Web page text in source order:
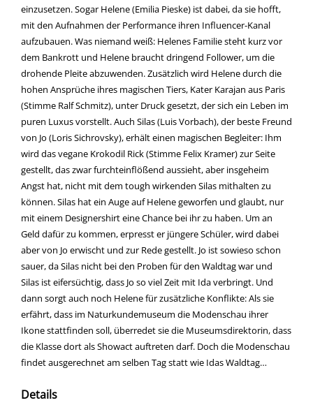
einzusetzen. Sogar Helene (Emilia Pieske) ist dabei, da sie hofft,
mit den Aufnahmen der Performance ihren Influencer-Kanal
aufzubauen. Was niemand weiß: Helenes Familie steht kurz vor
dem Bankrott und Helene braucht dringend Follower, um die
drohende Pleite abzuwenden. Zusätzlich wird Helene durch die
hohen Ansprüche ihres magischen Tiers, Kater Karajan aus Paris
(Stimme Ralf Schmitz), unter Druck gesetzt, der sich ein Leben im
puren Luxus vorstellt. Auch Silas (Luis Vorbach), der beste Freund
von Jo (Loris Sichrovsky), erhält einen magischen Begleiter: Ihm
wird das vegane Krokodil Rick (Stimme Felix Kramer) zur Seite
gestellt, das zwar furchteinflößend aussieht, aber insgeheim
Angst hat, nicht mit dem tough wirkenden Silas mithalten zu
können. Silas hat ein Auge auf Helene geworfen und glaubt, nur
mit einem Designershirt eine Chance bei ihr zu haben. Um an
Geld dafür zu kommen, erpresst er jüngere Schüler, wird dabei
aber von Jo erwischt und zur Rede gestellt. Jo ist sowieso schon
sauer, da Silas nicht bei den Proben für den Waldtag war und
Silas ist eifersüchtig, dass Jo so viel Zeit mit Ida verbringt. Und
dann sorgt auch noch Helene für zusätzliche Konflikte: Als sie
erfährt, dass im Naturkundemuseum die Modenschau ihrer
Ikone stattfinden soll, überredet sie die Museumsdirektorin, dass
die Klasse dort als Showact auftreten darf. Doch die Modenschau
findet ausgerechnet am selben Tag statt wie Idas Waldtag…
Details